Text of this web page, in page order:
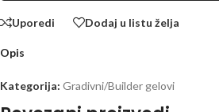
Uporedi Dodaj u listu želja
Opis
Kategorija: Gradivni/Builder gelovi